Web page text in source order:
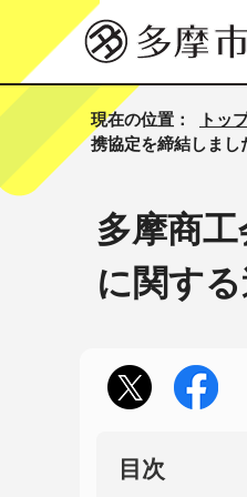
現在の位置： トッ
携協定を締結しまし
多摩商
に関す
目次